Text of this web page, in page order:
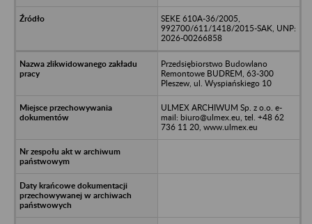
SEKE 610A-36/2005,
992700/611/1418/2015-SAK, UNP:
2026-00266858
Przedsiębiorstwo Budowlano
Remontowe BUDREM, 63-300
Pleszew, ul. Wyspiańskiego 10
ULMEX ARCHIWUM Sp. z o.o. e-
mail: biuro@ulmex.eu, tel. +48 62
736 11 20, www.ulmex.eu